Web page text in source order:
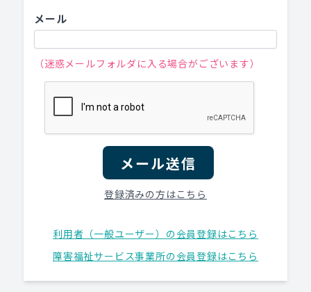
メール
（迷惑メールフォルダに入る場合がございます）
メール送信
登録済みの方はこちら
利用者（一般ユーザー）の会員登録はこちら
障害福祉サービス事業所の会員登録はこちら